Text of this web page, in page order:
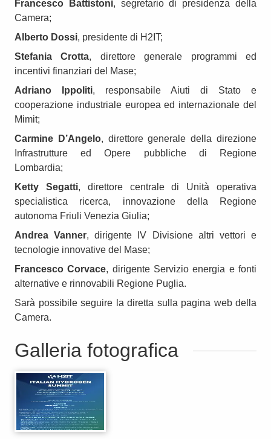
Francesco Battistoni, segretario di presidenza della
Camera;
Alberto Dossi, presidente di H2IT;
Stefania Crotta, direttore generale programmi ed
incentivi finanziari del Mase;
Adriano Ippoliti, responsabile Aiuti di Stato e
cooperazione industriale europea ed internazionale del
Mimit;
Carmine D’Angelo, direttore generale della direzione
Infrastrutture ed Opere pubbliche di Regione
Lombardia;
Ketty Segatti, direttore centrale di Unità operativa
specialistica ricerca, innovazione della Regione
autonoma Friuli Venezia Giulia;
Andrea Vanner, dirigente IV Divisione altri vettori e
tecnologie innovative del Mase;
Francesco Corvace, dirigente Servizio energia e fonti
alternative e rinnovabili Regione Puglia.
Sarà possibile seguire la diretta sulla pagina web della
Camera.
Galleria fotografica